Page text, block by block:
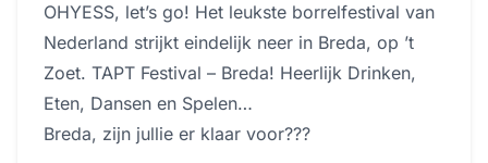
OHYESS, let’s go! Het leukste borrelfestival van
Nederland strijkt eindelijk neer in Breda, op ’t
Zoet. TAPT Festival – Breda! Heerlijk Drinken,
Eten, Dansen en Spelen…
Breda, zijn jullie er klaar voor???